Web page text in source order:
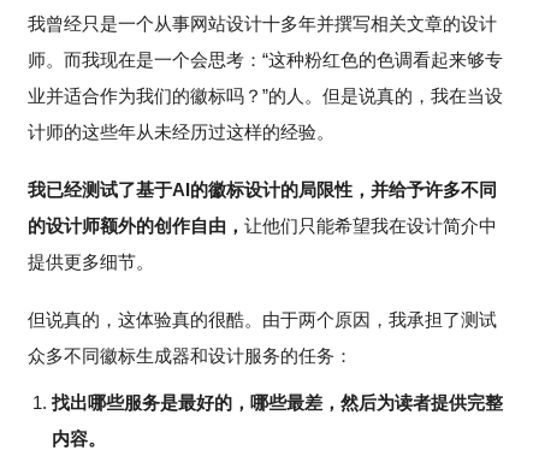
我曾经只是一个从事网站设计十多年并撰写相关文章的设计
师。而我现在是一个会思考：“这种粉红色的色调看起来够专
业并适合作为我们的徽标吗？”的人。但是说真的，我在当设
计师的这些年从未经历过这样的经验。
我已经测试了基于AI的徽标设计的局限性，并给予许多不同
的设计师额外的创作自由， 让他们只能希望我在设计简介中
提供更多细节。
但说真的，这体验真的很酷。由于两个原因，我承担了测试
众多不同徽标生成器和设计服务的任务：
找出哪些服务是最好的，哪些最差，然后为读者提供完整
内容。